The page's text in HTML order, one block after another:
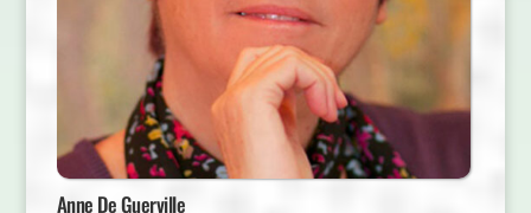
Anne De Guerville